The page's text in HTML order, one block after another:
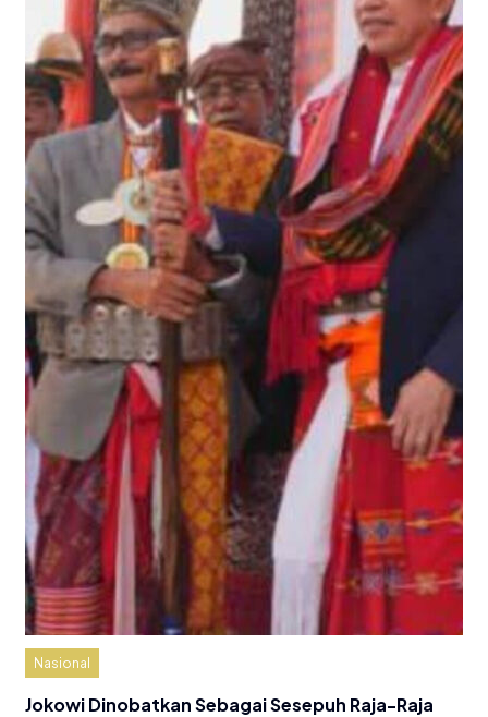
Nasional
Jokowi Dinobatkan Sebagai Sesepuh Raja-Raja